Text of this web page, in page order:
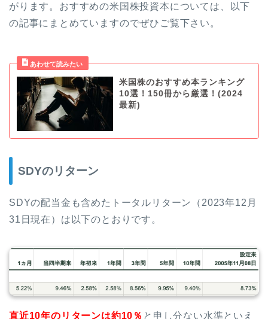
がります。おすすめの米国株投資本については、以下
の記事にまとめていますのでぜひご覧下さい。
米国株のおすすめ本ランキング
10選！150冊から厳選！(2024
最新)
SDYのリターン
SDYの配当金も含めたトータルリターン（2023年12月
31日現在）は以下のとおりです。
直近10年のリターンは約10％ と申し分ない水準といえ